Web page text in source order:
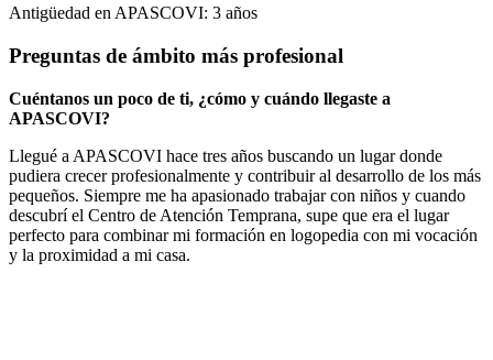
Antigüedad en APASCOVI: 3 años
Preguntas de ámbito más profesional
Cuéntanos un poco de ti, ¿cómo y cuándo llegaste a
APASCOVI?
Llegué a APASCOVI hace tres años buscando un lugar donde
pudiera crecer profesionalmente y contribuir al desarrollo de los más
pequeños. Siempre me ha apasionado trabajar con niños y cuando
descubrí el Centro de Atención Temprana, supe que era el lugar
perfecto para combinar mi formación en logopedia con mi vocación
y la proximidad a mi casa.